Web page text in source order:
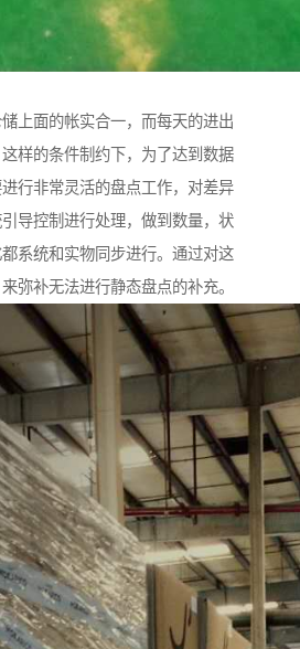
上面的帐实合一，而每天的进出
样的条件制约下，为了达到数据
行非常灵活的盘点工作，对差异
导控制进行处理，做到数量，状
系统和实物同步进行。通过对这
弥补无法进行静态盘点的补充。